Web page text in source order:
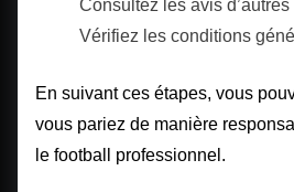
Consultez les avis
Vérifiez les conditions
En suivant ces étapes, vous
vous pariez de manière
le football professionnel.